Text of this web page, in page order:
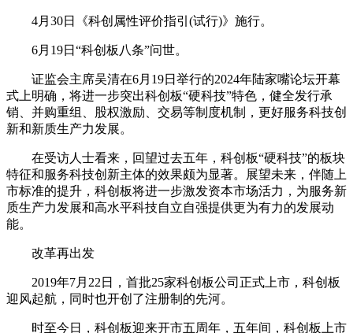
4月30日《科创属性评价指引(试行)》施行。
6月19日“科创板八条”问世。
证监会主席吴清在6月19日举行的2024年陆家嘴论坛开幕
式上明确，将进一步突出科创板“硬科技”特色，健全发行承
销、并购重组、股权激励、交易等制度机制，更好服务科技创
新和新质生产力发展。
在受访人士看来，回望过去五年，科创板“硬科技”的板块
特征和服务科技创新主体的效果颇为显著。展望未来，伴随上
市标准的提升，科创板将进一步激发资本市场活力，为服务新
质生产力发展和高水平科技自立自强提供更为有力的发展动
能。
改革再出发
2019年7月22日，首批25家科创板公司正式上市，科创板
迎风起航，同时也开创了注册制的先河。
时至今日，科创板迎来开市五周年，五年间，科创板上市